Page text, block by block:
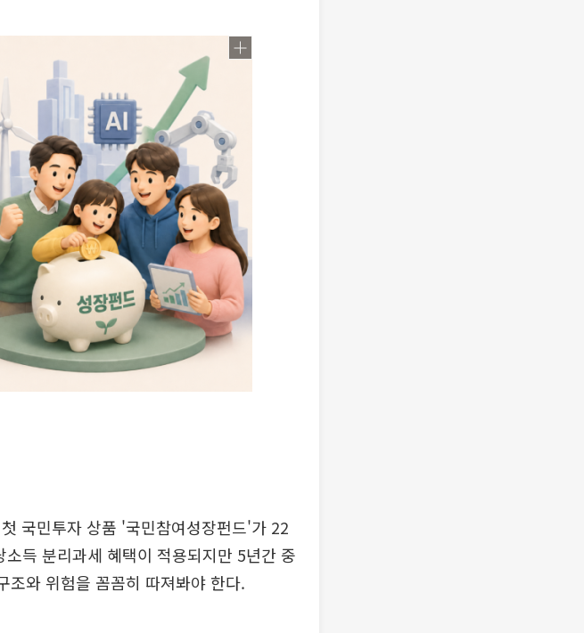
국민투자 상품 '국민참여성장펀드'가 22
득 분리과세 혜택이 적용되지만 5년간 중
조와 위험을 꼼꼼히 따져봐야 한다.